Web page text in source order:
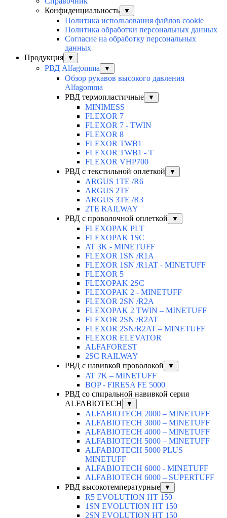
Конфиденциальность
▼
Политика использования файлов cookie
Политика обработки персональных данных
Согласие на обработку персональных
данных
Продукция
▼
РВД Alfagomma ▼
Обзор рукавов высокого давления
Alfagomma
РВД термопластичные
▼
MINIMESS
FLEXOR 7
FLEXOR 7 - TWIN
FLEXOR 8
FLEXOR TWB1
FLEXOR TWB1 - T
FLEXOR VHP700
РВД с текстильной оплеткой
▼
ARGUS 1TE /R6
ARGUS 2TЕ
ARGUS 3TE /R3
2TE RAILWAY
РВД с проволочной оплеткой
▼
FLEXOPAK PLT
FLEXOPAK 1SС
AT 3K - MINETUFF
FLEXOR 1SN /R1A
FLEXOR 1SN /R1AT - MINETUFF
FLEXOR 5
FLEXOPAK 2SС
FLEXOPAK 2 - MINETUFF
FLEXOR 2SN /R2A
FLEXOPAK 2 TWIN – MINETUFF
FLEXOR 2SN /R2AT
FLEXOR 2SN/R2AT – MINETUFF
FLEXOR ELEVATOR
ALFAFOREST
2SC RAILWAY
РВД с навивкой проволокой
▼
AT 7K – MINETUFF
BOP - FIRESA FE 5000
РВД со спиральной навивкой серия
ALFABIOTECH
▼
ALFABIOTECH 2000 – MINETUFF
ALFABIOTECH 3000 – MINETUFF
ALFABIOTECH 4000 – MINETUFF
ALFABIOTECH 5000 – MINETUFF
ALFABIOTECH 5000 PLUS –
MINETUFF
ALFABIOTECH 6000 - MINETUFF
ALFABIOTECH 6000 – SUPERTUFF
РВД высокотемпературные
▼
R5 EVOLUTION HT 150
1SN EVOLUTION HT 150
2SN EVOLUTION HT 150